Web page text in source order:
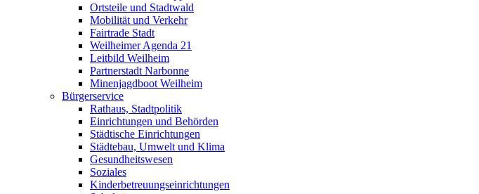
Ortsteile und Stadtwald
Mobilität und Verkehr
Fairtrade Stadt
Weilheimer Agenda 21
Leitbild Weilheim
Partnerstadt Narbonne
Minenjagdboot Weilheim
Bürgerservice
Rathaus, Stadtpolitik
Einrichtungen und Behörden
Städtische Einrichtungen
Städtebau, Umwelt und Klima
Gesundheitswesen
Soziales
Kinderbetreuungseinrichtungen